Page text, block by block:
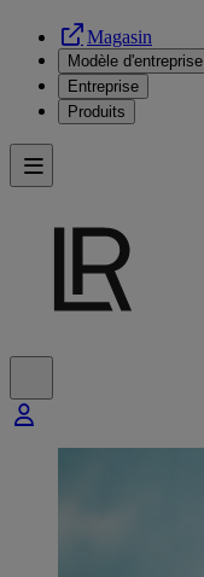
Magasin
Modèle d'entreprise
Entreprise
Produits